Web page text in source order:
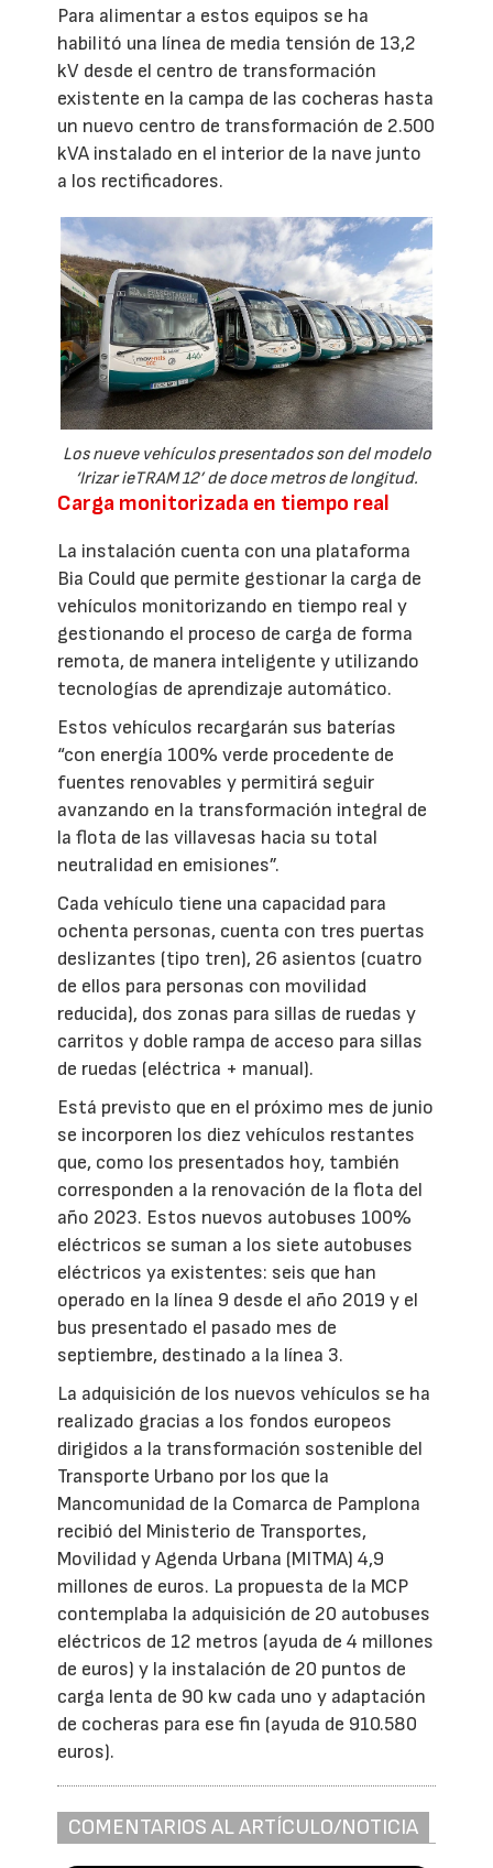
Para alimentar a estos equipos se ha
habilitó una línea de media tensión de 13,2
kV desde el centro de transformación
existente en la campa de las cocheras hasta
un nuevo centro de transformación de 2.500
kVA instalado en el interior de la nave junto
a los rectificadores.
Los nueve vehículos presentados son del modelo
‘Irizar ieTRAM 12’ de doce metros de longitud.
Carga monitorizada en tiempo real
La instalación cuenta con una plataforma
Bia Could que permite gestionar la carga de
vehículos monitorizando en tiempo real y
gestionando el proceso de carga de forma
remota, de manera inteligente y utilizando
tecnologías de aprendizaje automático.
Estos vehículos recargarán sus baterías
“con energía 100% verde procedente de
fuentes renovables y permitirá seguir
avanzando en la transformación integral de
la flota de las villavesas hacia su total
neutralidad en emisiones”.
Cada vehículo tiene una capacidad para
ochenta personas, cuenta con tres puertas
deslizantes (tipo tren), 26 asientos (cuatro
de ellos para personas con movilidad
reducida), dos zonas para sillas de ruedas y
carritos y doble rampa de acceso para sillas
de ruedas (eléctrica + manual).
Está previsto que en el próximo mes de junio
se incorporen los diez vehículos restantes
que, como los presentados hoy, también
corresponden a la renovación de la flota del
año 2023. Estos nuevos autobuses 100%
eléctricos se suman a los siete autobuses
eléctricos ya existentes: seis que han
operado en la línea 9 desde el año 2019 y el
bus presentado el pasado mes de
septiembre, destinado a la línea 3.
La adquisición de los nuevos vehículos se ha
realizado gracias a los fondos europeos
dirigidos a la transformación sostenible del
Transporte Urbano por los que la
Mancomunidad de la Comarca de Pamplona
recibió del Ministerio de Transportes,
Movilidad y Agenda Urbana (MITMA) 4,9
millones de euros. La propuesta de la MCP
contemplaba la adquisición de 20 autobuses
eléctricos de 12 metros (ayuda de 4 millones
de euros) y la instalación de 20 puntos de
carga lenta de 90 kw cada uno y adaptación
de cocheras para ese fin (ayuda de 910.580
euros).
COMENTARIOS AL ARTÍCULO/NOTICIA